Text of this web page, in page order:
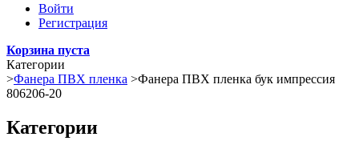
Войти
Регистрация
Корзина пуста
Категории
>Фанера ПВХ пленка >Фанера ПВХ пленка бук импрессия
806206-20
Категории